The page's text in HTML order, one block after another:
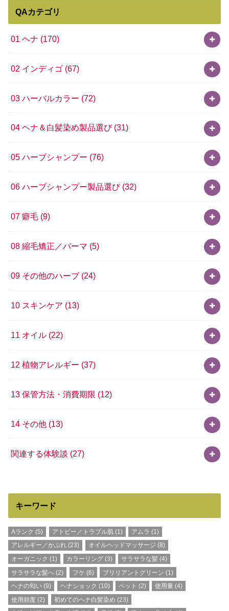
QAカテゴリ
01 ヘナ (170)
02 インディゴ (67)
03 ハーバルカラー (72)
04 ヘナ＆白髪染め製品選び (31)
05 ハーブシャンプー (76)
06 ハーブシャンプー製品選び (32)
07 癖毛 (9)
08 縮毛矯正／パーマ (5)
09 その他のハーブ (24)
10 スキンケア (13)
11 オイル (22)
12 植物アレルギー (37)
13 保管方法・消費期限 (12)
14 その他 (13)
関連する体験談 (27)
キーワード
Aランク (5) アトピー／トラブル肌(1) アムラ (1)
アレルギー／かぶれ (23) オイルヘッドマッサージ (8)
オーガニック (1) カラーリング(3) サラサラな髪(4)
サラサラな髪へ (2) フケ (6) ブリリアントグリーン (1)
ヘナの匂い (9) ヘナショック (10) ペット (2) 使用量 (4)
使用頻度 (2) 初めてのヘナ白髪染め (23)